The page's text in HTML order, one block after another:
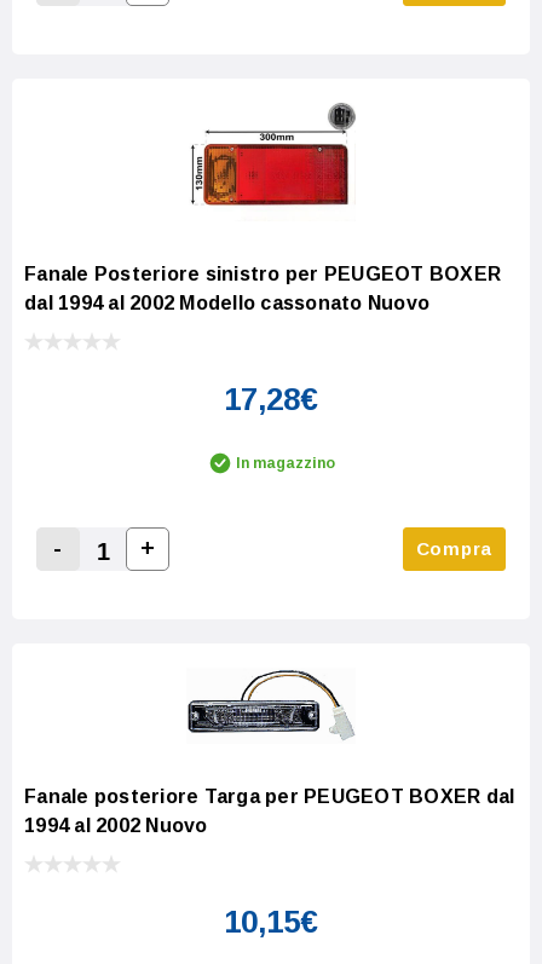
Decrease Quantity:
Increase Quantity:
Fanale Posteriore sinistro per PEUGEOT BOXER
dal 1994 al 2002 Modello cassonato Nuovo
17,28€
In magazzino
Decrease Quantity:
-
Increase Quantity:
+ Compra
Fanale posteriore Targa per PEUGEOT BOXER dal
1994 al 2002 Nuovo
10,15€